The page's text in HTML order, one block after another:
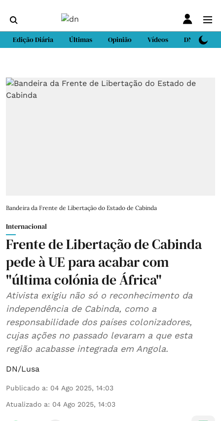
Edição Diária Últimas Opinião Vídeos DN Sport
Bandeira da Frente de Libertação do Estado de Cabinda
Internacional
Frente de Libertação de Cabinda
pede à UE para acabar com
"última colónia de África"
Ativista exigiu não só o reconhecimento da
independência de Cabinda, como a
responsabilidade dos países colonizadores,
cujas ações no passado levaram a que esta
região acabasse integrada em Angola.
DN/Lusa
Publicado a: 04 Ago 2025, 14:03
Atualizado a: 04 Ago 2025, 14:03